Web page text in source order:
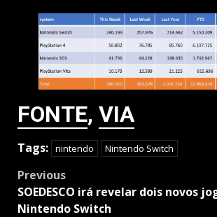
FONTE, VIA
Tags: nintendo Nintendo Switch
Post
navigation
Previous
SOEDESCO irá revelar dois novos
Nintendo Switch